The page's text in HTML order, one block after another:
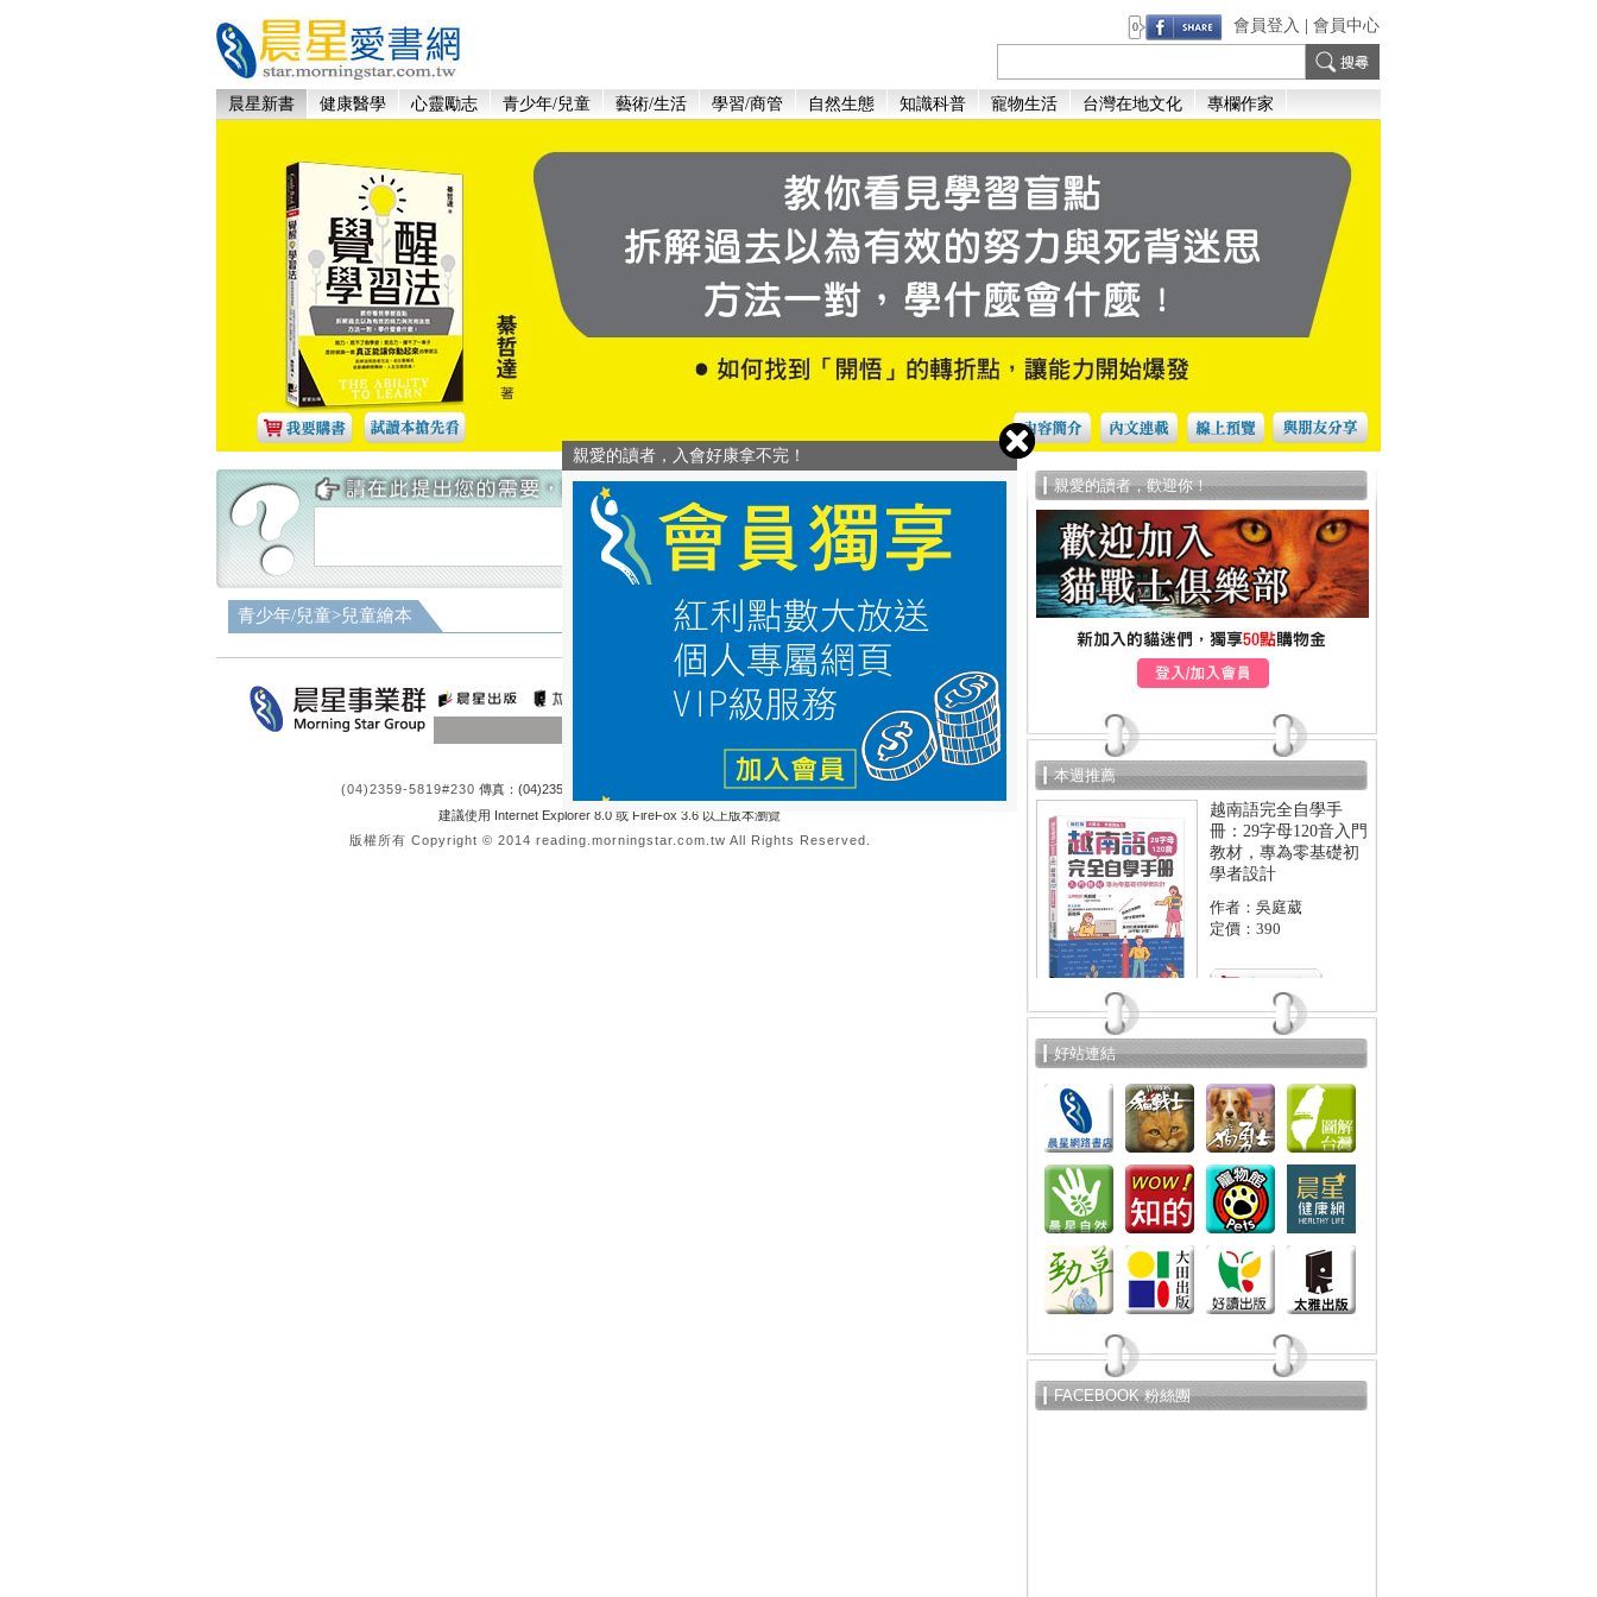
0 會員登入 會員中心
晨星新書 健康醫學 心靈勵志 青少年/兒童 藝術/生活 學習/商管 自然生態 知識科普 寵物生活 台灣在地文化 專欄作家
青少年/兒童>兒童繪本
訂書專線：
(04)2359-5819#230 傳真：(04)23550581 客服時間：週一至週五 9:00~18:00 (例假日除外)
建議使用 Internet Explorer 8.0 或 FireFox 3.6 以上版本瀏覽
版權所有 Copyright © 2014 reading.morningstar.com.tw All Rights Reserved.
親愛的讀者，歡迎你！
本週推薦
越南語完全自學手
冊：29字母120音入門
教材，專為零基礎初
學者設計
作者：吳庭葳
定價：390
好站連結
FACEBOOK 粉絲團
親愛的讀者，入會好康拿不完！